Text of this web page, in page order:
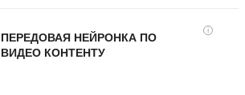
i
ПЕРЕДОВАЯ НЕЙРОНКА ПО
ВИДЕО КОНТЕНТУ